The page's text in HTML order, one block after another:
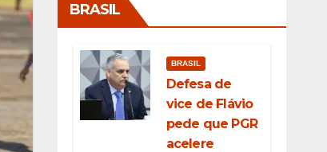
BRASIL
BRASIL
Defesa de
vice de Flávio
pede que PGR
acelere